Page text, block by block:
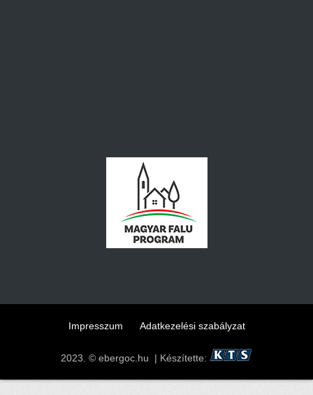
Impresszum Adatkezelési szabályzat
2023. © ebergoc.hu | Készítette: